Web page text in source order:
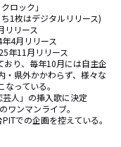
ロック」
1枚はデジタルリリース)
リリース
4月リリース
年11月リリース
おり、毎年10月には自主企
・県外かかわらず、様々な
っている。
人」の挿入歌に決定
ンマンライブ。
での企画を控えている。